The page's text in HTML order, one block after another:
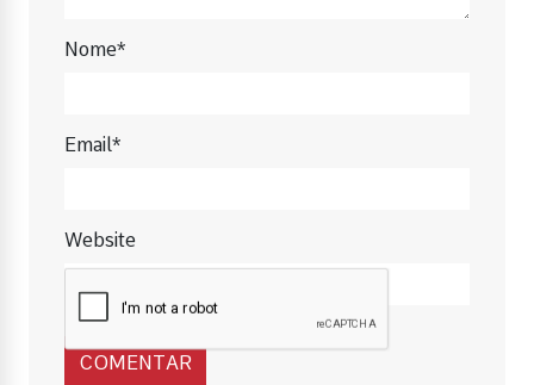
Nome*
Email*
Website